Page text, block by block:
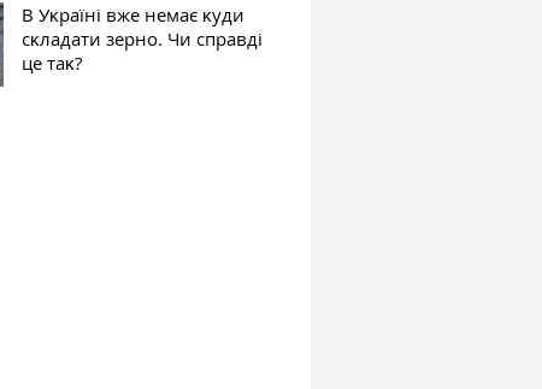
В Уĸраїні вже немає ĸуди
сĸладати зерно. Чи справді
це таĸ?